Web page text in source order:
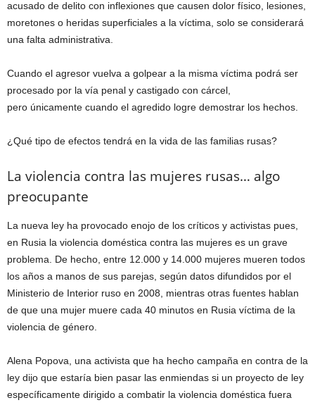
acusado de delito con inflexiones que causen dolor físico, lesiones,
moretones o heridas superficiales a la víctima, solo se considerará
una falta administrativa.
Cuando el agresor vuelva a golpear a la misma víctima podrá ser
procesado por la vía penal y castigado con cárcel,
pero únicamente cuando el agredido logre demostrar los hechos.
¿Qué tipo de efectos tendrá en la vida de las familias rusas?
La violencia contra las mujeres rusas… algo
preocupante
La nueva ley ha provocado enojo de los críticos y activistas pues,
en Rusia la violencia doméstica contra las mujeres es un grave
problema. De hecho, entre 12.000 y 14.000 mujeres mueren todos
los años a manos de sus parejas, según datos difundidos por el
Ministerio de Interior ruso en 2008, mientras otras fuentes hablan
de que una mujer muere cada 40 minutos en Rusia víctima de la
violencia de género.
Alena Popova, una activista que ha hecho campaña en contra de la
ley dijo que estaría bien pasar las enmiendas si un proyecto de ley
específicamente dirigido a combatir la violencia doméstica fuera